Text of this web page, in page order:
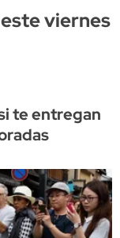
viernes
te entregan